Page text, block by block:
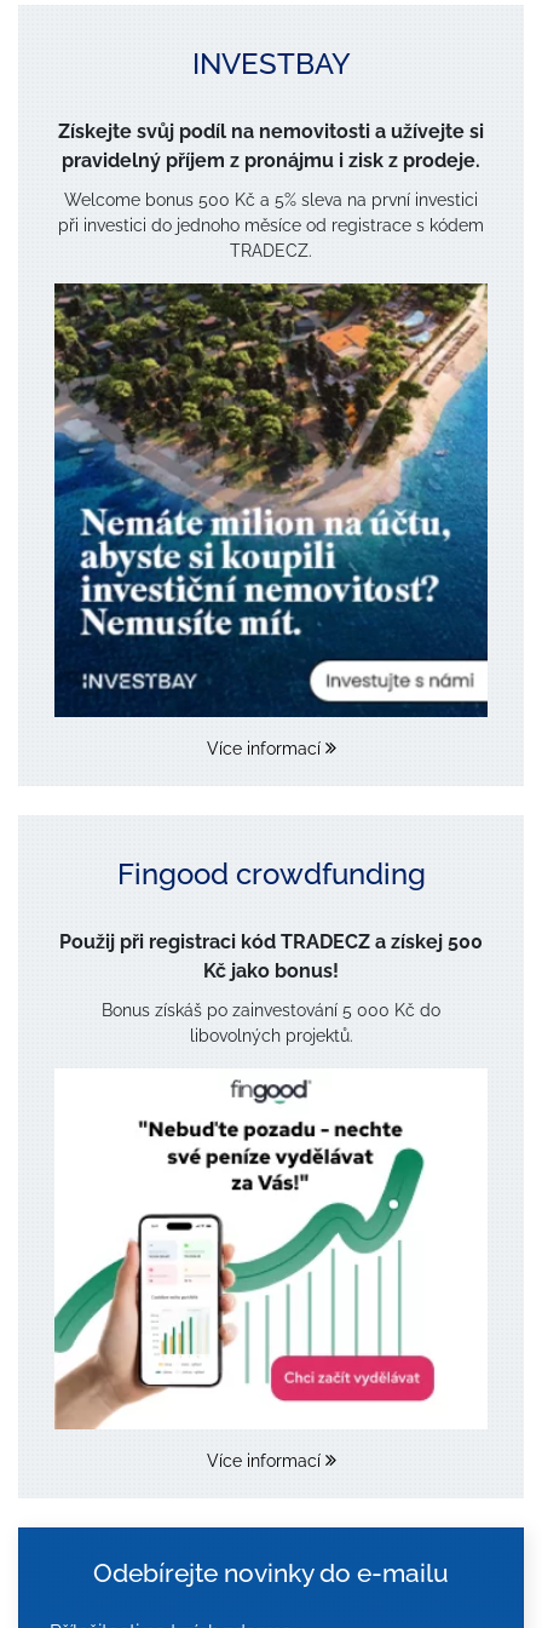
INVESTBAY
Získejte svůj podíl na nemovitosti a užívejte si
pravidelný příjem z pronájmu i zisk z prodeje.
Welcome bonus 500 Kč a 5% sleva na první investici
při investici do jednoho měsíce od registrace s kódem
TRADECZ.
Více informací
Fingood crowdfunding
Použij při registraci kód TRADECZ a získej 500
Kč jako bonus!
Bonus získáš po zainvestování 5 000 Kč do
libovolných projektů.
Více informací
Odebírejte novinky do e-mailu